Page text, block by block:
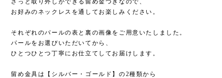
さっと取り外しができる留め金つきなので、
お好みのネックレスを通してお楽しみください。
それぞれのパールの表と裏の画像をご用意いたしました。
パールをお選びいただいてから、
ひとつひとつ丁寧にお仕立てしてお届けします。
留め金具は【シルバー・ゴールド】の2種類から